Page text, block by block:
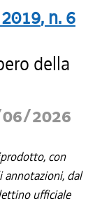
, n. 6
della
06/2026
con
annotazioni, dal
ufficiale